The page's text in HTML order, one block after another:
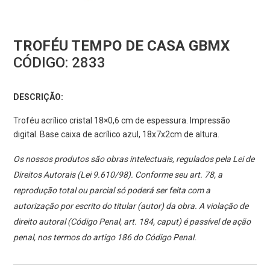
TROFÉU TEMPO DE CASA GBMX
CÓDIGO: 2833
DESCRIÇÃO:
Troféu acrílico cristal 18×0,6 cm de espessura. Impressão
digital. Base caixa de acrílico azul, 18x7x2cm de altura.
Os nossos produtos são obras intelectuais, regulados pela Lei de
Direitos Autorais (Lei 9.610/98). Conforme seu art. 78, a
reprodução total ou parcial só poderá ser feita com a
autorização por escrito do titular (autor) da obra. A violação de
direito autoral (Código Penal, art. 184, caput) é passível de ação
penal, nos termos do artigo 186 do Código Penal.